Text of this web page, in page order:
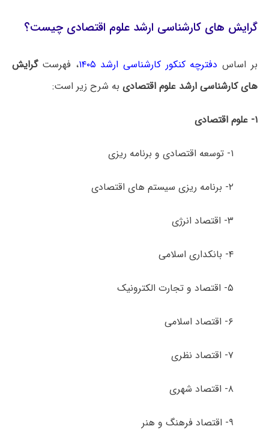
گرایش های کارشناسی ارشد علوم اقتصادی چیست؟
بر اساس دفترچه کنکور کارشناسی ارشد ۱۴۰۵ ، فهرست گرایش
های کارشناسی ارشد علوم اقتصادی به شرح زیر است:
۱- علوم اقتصادی
۱- توسعه اقتصادی و برنامه ­ریزی
۲- برنامه­ ریزی سیستم­ های اقتصادی
۳- اقتصاد انرژی
۴- بانکداری اسلامی
۵- اقتصاد و تجارت الکترونیک
۶- اقتصاد اسلامی
۷- اقتصاد نظری
۸- اقتصاد شهری
۹- اقتصاد فرهنگ و هنر